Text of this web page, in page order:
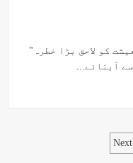
کو لاحق بڑا خطرہ"
آبنائے...
Next